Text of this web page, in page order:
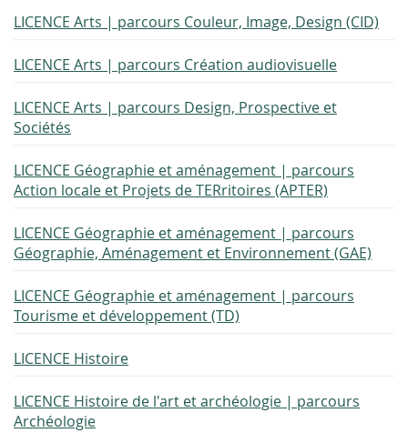
LICENCE Arts | parcours Couleur, Image, Design (CID)
LICENCE Arts | parcours Création audiovisuelle
LICENCE Arts | parcours Design, Prospective et
Sociétés
LICENCE Géographie et aménagement | parcours
Action locale et Projets de TERritoires (APTER)
LICENCE Géographie et aménagement | parcours
Géographie, Aménagement et Environnement (GAE)
LICENCE Géographie et aménagement | parcours
Tourisme et développement (TD)
LICENCE Histoire
LICENCE Histoire de l'art et archéologie | parcours
Archéologie